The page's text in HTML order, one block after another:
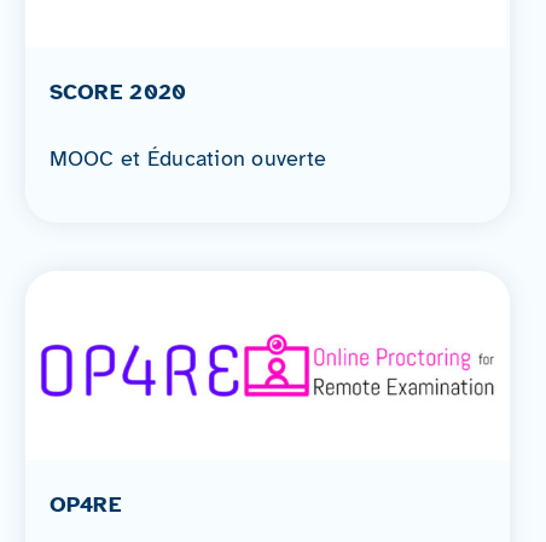
SCORE 2020
MOOC et Éducation ouverte
OP4RE